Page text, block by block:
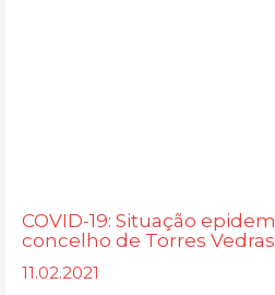
COVID-19: Situação
concelho de Torres
11.02.2021